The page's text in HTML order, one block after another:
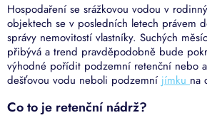
Hospodaření se srážkovou vodou v
objektech se v posledních letech právem
správy nemovitostí vlastníky. Suchých
přibývá a trend pravděpodobně bude
výhodné pořídit podzemní retenční nebo
dešťovou vodu neboli podzemní jímku na
Co to je retenční nádrž?